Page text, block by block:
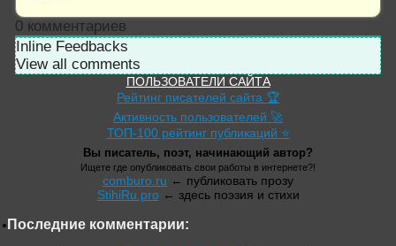
0комментариев
Inline Feedbacks
View all comments
ПОЛЬЗОВАТЕЛИ САЙТА
Рейтинг писателей сайта 🏆
Активность пользователей 🚀
ТОП-100 рейтинг публикаций ⭐
Вы писатель, поэт, начинающий автор?
Ищете где опубликовать свои работы в интернете?!
comburo.ru ← публиковать прозу
StihiRu.pro ← здесь поэзия и стихи
Последние комментарии: